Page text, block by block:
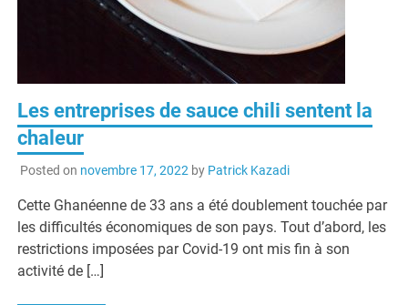
Les entreprises de sauce chili sentent la
chaleur
Posted on novembre 17, 2022 by Patrick Kazadi
Cette Ghanéenne de 33 ans a été doublement touchée par
les difficultés économiques de son pays. Tout d’abord, les
restrictions imposées par Covid-19 ont mis fin à son
activité de […]